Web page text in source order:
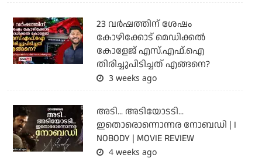
23 വർഷത്തിന് ശേഷം
കോഴിക്കോട് മെഡിക്കൽ
കോളേജ് എസ്.എഫ്.ഐ
തിരിച്ചുപിടിച്ചത് എങ്ങനെ?
3 weeks ago
അടി... അടിയോടടി...
ഇതൊരൊന്നൊന്നര നോബഡി | I
NOBODY | MOVIE REVIEW
4 weeks ago